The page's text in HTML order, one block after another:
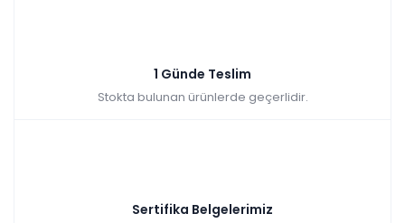
1 Günde Teslim
Stokta bulunan ürünlerde geçerlidir.
Sertifika Belgelerimiz